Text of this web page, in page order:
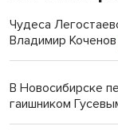
Чудеса
Владимир Коченов
В Новосибирске
гаишником